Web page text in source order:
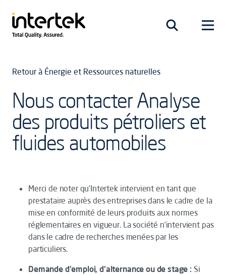
Retour à Énergie et Ressources naturelles
Nous contacter Analyse
des produits pétroliers et
fluides automobiles
Merci de noter qu’Intertek intervient en tant que
prestataire auprès des entreprises dans le cadre de la
mise en conformité de leurs produits aux normes
réglementaires en vigueur. La société n’intervient pas
dans le cadre de recherches menées par les
particuliers.
Demande d'emploi, d'alternance ou de stage : Si